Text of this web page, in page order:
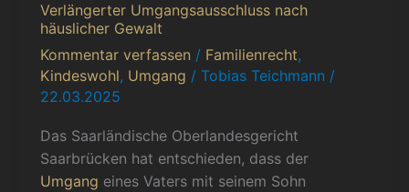
Verlängerter Umgangsausschluss nach
häuslicher Gewalt
Kommentar verfassen / Familienrecht,
Kindeswohl, Umgang / Tobias Teichmann /
22.03.2025
Das Saarländische Oberlandesgericht
Saarbrücken hat entschieden, dass der
Umgang eines Vaters mit seinem Sohn
Verlängerter
Umgangsausschluss
nach
häuslicher
Gewalt